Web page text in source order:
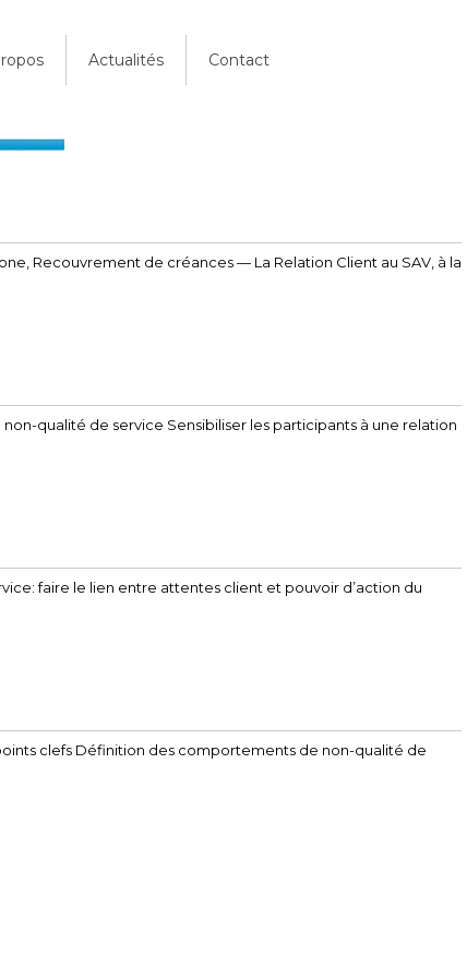
Actualités Contact
Recouvrement de créances — La Relation Client au SAV, à la
qualité de service Sensibiliser les participants à une relation
faire le lien entre attentes client et pouvoir d’action du
clefs Définition des comportements de non-qualité de